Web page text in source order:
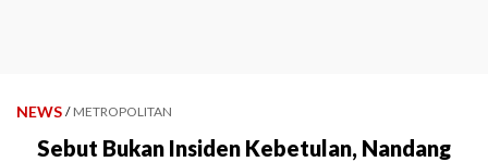
NEWS / METROPOLITAN
Sebut Bukan Insiden Kebetulan, Nandang